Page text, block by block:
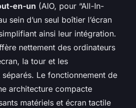
en-un (AIO, pour “All-In-
sein d’un seul boîtier l’écran
ainsi leur intégration.
nettement des ordinateurs
la tour et les
Le fonctionnement de
architecture compacte
matériels et écran tactile